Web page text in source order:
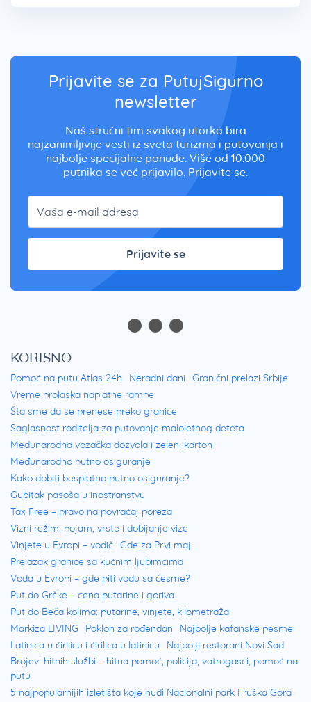
Prijavite se za PutujSigurno
newsletter
Naš stručni tim svakog utorka bira
najzanimljivije vesti iz sveta turizma i putovanja i
najbolje specijalne ponude. Više od 10.000
putnika se već prijavilo. Prijavite se.
Prijavite se
KORISNO
Pomoć na putu Atlas 24h Neradni dani
Granični prelazi Srbije
Vreme prolaska naplatne rampe
Šta sme da se prenese preko granice
Saglasnost roditelja za putovanje maloletnog deteta
Međunarodna vozačka dozvola i zeleni karton
Međunarodno putno osiguranje
Kako dobiti besplatno putno osiguranje?
Gubitak pasoša u inostranstvu
Tax Free – pravo na povraćaj poreza
Vizni režim: pojam, vrste i dobijanje vize
Vinjete u Evropi – vodič Gde za Prvi maj
Prelazak granice sa kućnim ljubimcima
Voda u Evropi – gde piti vodu sa česme?
Put do Grčke – cena putarine i goriva
Put do Beča kolima: putarine, vinjete, kilometraža
Markiza LIVING
Poklon za rođendan
Najbolje kafanske pesme
Latinica u ćirilicu i ćirilica u latinicu
Najbolji restorani Novi Sad
Brojevi hitnih službi – hitna pomoć, policija, vatrogasci, pomoć na
putu
5 najpopularnijih izletišta koje nudi Nacionalni park Fruška Gora